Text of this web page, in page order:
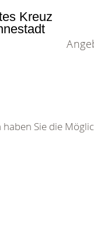
Kreuz
Sie die